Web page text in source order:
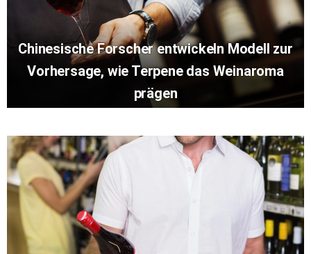
Chinesische Forscher entwickeln Modell zur
Vorhersage, wie Terpene das Weinaroma
prägen